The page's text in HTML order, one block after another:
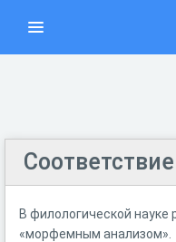
В филологической науке
«морфемным анализом».